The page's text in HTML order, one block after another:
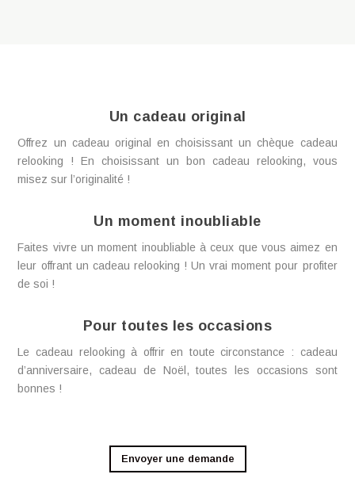
Un cadeau original
Offrez un cadeau original en choisissant un chèque cadeau
relooking ! En choisissant un bon cadeau relooking, vous
misez sur l’originalité !
Un moment inoubliable
Faites vivre un moment inoubliable à ceux que vous aimez en
leur offrant un cadeau relooking ! Un vrai moment pour profiter
de soi !
Pour toutes les occasions
Le cadeau relooking à offrir en toute circonstance : cadeau
d’anniversaire, cadeau de Noël, toutes les occasions sont
bonnes !
Envoyer une demande
Je veux recevoir mon guide